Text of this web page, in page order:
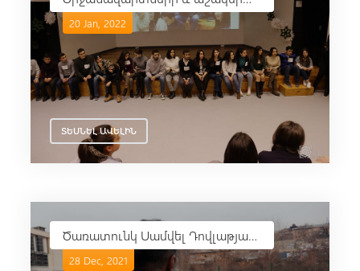
20 Jan, 2022
ՏԵՍՆԵԼ ԱՎԵԼԻՆ
Ծառատունկ Սամվել Դովլաթյանի և Վիկտոր Ակուլյանի հիշատակին
28 Dec, 2021